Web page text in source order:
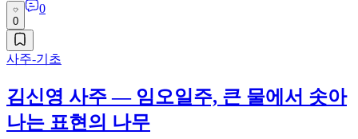
0
0
사주-기초
김신영 사주 — 임오일주, 큰 물에서 솟아
나는 표현의 나무